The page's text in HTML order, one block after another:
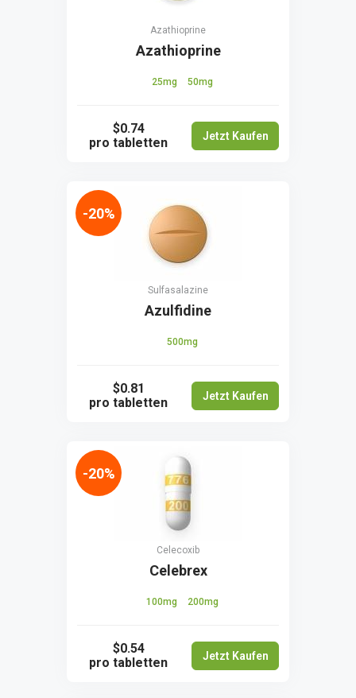
Azathioprine
Azathioprine
25mg 50mg
$0.74
pro tabletten
Jetzt Kaufen
Sulfasalazine
Azulfidine
500mg
$0.81
pro tabletten
Jetzt Kaufen
-20%
Celecoxib
Celebrex
100mg 200mg
$0.54
pro tabletten
Jetzt Kaufen
-20%